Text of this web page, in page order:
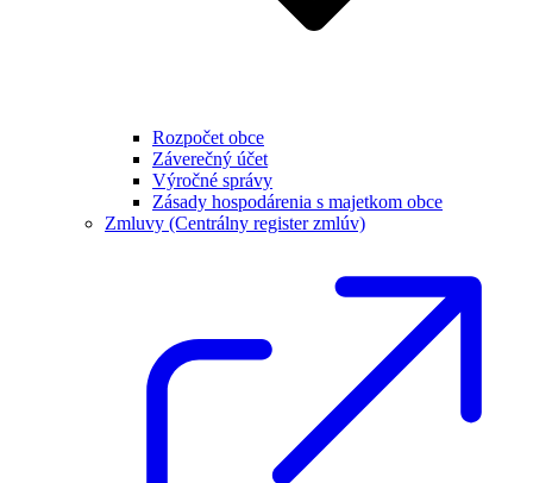
Rozpočet obce
Záverečný účet
Výročné správy
Zásady hospodárenia s majetkom obce
Zmluvy (Centrálny register zmlúv)